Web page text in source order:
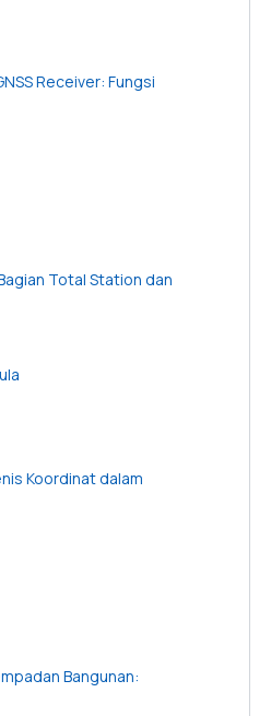
Receiver: Fungsi
Total Station dan
Koordinat dalam
Bangunan: